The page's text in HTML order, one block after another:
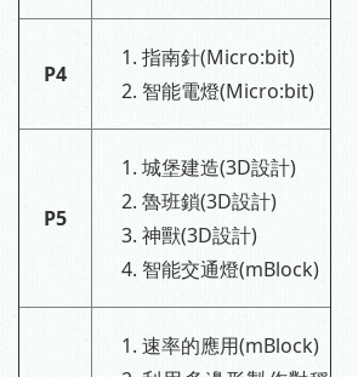
P4
指南針(Micro:bit)
智能電燈(Micro:bit)
P5
城堡建造(3D設計)
魯班鎖(3D設計)
神獸(3D設計)
智能交通燈(mBlock)
速率的應用(mBlock)